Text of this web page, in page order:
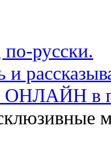
русски.
и
ОНЛАЙН в